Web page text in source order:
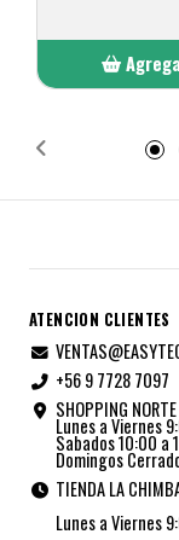
ATENCION CLIENTES
+56 9 7728 7097
SHOPPING NORTE
Lunes a Viernes
Sabados 10:00 a
Domingos
TIENDA LA
Lunes a Viernes